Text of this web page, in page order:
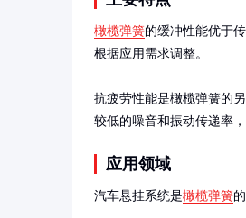
橄榄弹簧的缓冲性能优于
根据应用需求调整。
抗疲劳性能是橄榄弹簧的
较低的噪音和振动传递率
应用领域
汽车悬挂系统是橄榄弹簧